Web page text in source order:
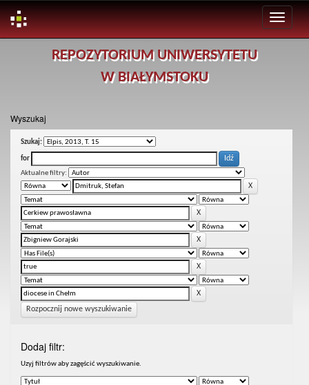
REPOZYTORIUM UNIWERSYTETU
W BIAŁYMSTOKU
Wyszukaj
Szukaj:
for
Aktualne filtry:
Rozpocznij nowe wyszukiwanie
Dodaj filtr:
Uzyj filtrów aby zagęścić wyszukiwanie.